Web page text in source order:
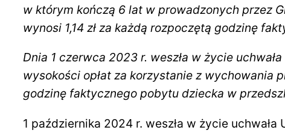
w którym kończą 6 lat w prowadzonych przez
wynosi 1,14 zł za każdą rozpoczętą godzinę
Dnia 1 czerwca 2023 r. weszła w życie
wysokości opłat za korzystanie z wychowania
godzinę faktycznego pobytu dziecka w
1 października 2024 r. weszła w życie